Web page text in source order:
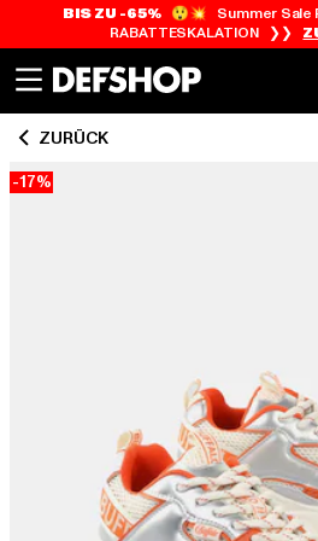
Zum
Zum
BIS ZU -65%😲💥 Summer Sale
RABATTESKALATION ❯❯
ZURÜCK
-17%